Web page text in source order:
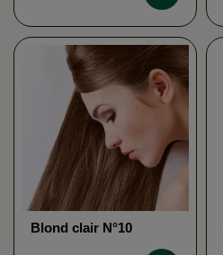
Blond clair N°10